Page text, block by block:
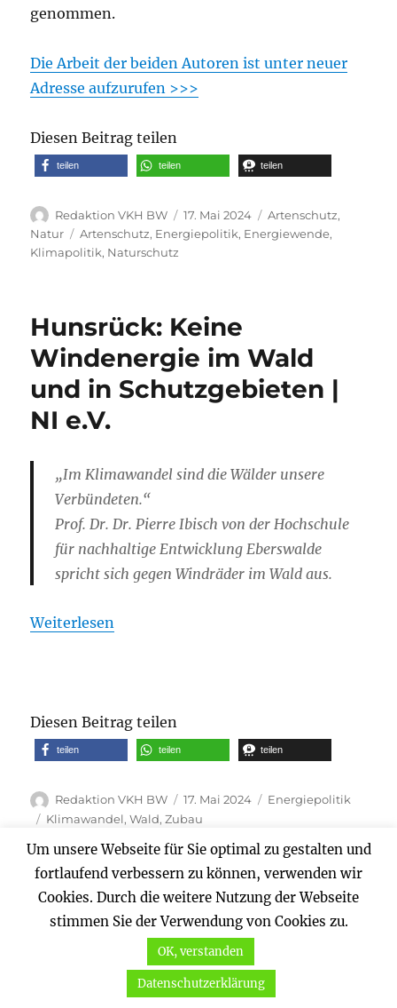
genommen.
Die Arbeit der beiden Autoren ist unter neuer
Adresse aufzurufen >>>
Diesen Beitrag teilen
teilen teilen teilen
Autor
Redaktion VKH BW
Veröffentlicht
am
17. Mai 2024 Kategorien
Artenschutz,
Natur
Schlagwörter
Artenschutz, Energiepolitik, Energiewende,
Klimapolitik, Naturschutz
Hunsrück: Keine
Windenergie im Wald
und in Schutzgebieten |
NI e.V.
„Im Klimawandel sind die Wälder unsere
Verbündeten.“
Prof. Dr. Dr. Pierre Ibisch von der Hochschule
für nachhaltige Entwicklung Eberswalde
spricht sich gegen Windräder im Wald aus.
Weiterlesen
Diesen Beitrag teilen
teilen teilen teilen
Autor
Redaktion VKH BW
Veröffentlicht
am
17. Mai 2024 Kategorien
Energiepolitik
Schlagwörter
Klimawandel,Wald,Zubau
Seitennummerierung
Beiträge
SEITE1
Um unsere Webseite für Sie optimal zu gestalten und
fortlaufend verbessern zu können, verwenden wir
Cookies. Durch die weitere Nutzung der Webseite
stimmen Sie der Verwendung von Cookies zu.
OK, verstanden
Datenschutzerklärung